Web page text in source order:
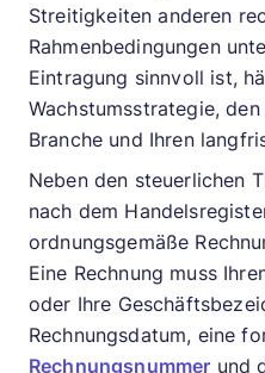
Streitigkeiten anderen
Rahmenbedingungen
Eintragung sinnvoll ist,
Wachstumsstrategie,
Branche und Ihren
Neben den steuerlichen
nach dem
ordnungsgemäße
Eine Rechnung muss
oder Ihre
Rechnungsdatum, eine
Rechnungsnummer und